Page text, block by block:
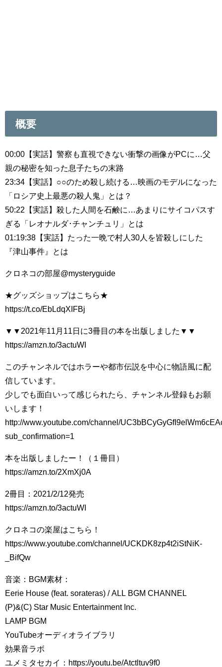
概要
00:00【実話】警察も直視できない衝撃の画像がPCに…父
親の秘密を知った息子たちの末路
23:34【実話】○○のため殺し続ける…映画のモデルになった
「ロシア史上最悪の殺人鬼」とは？
50:22【実話】殺した人間を石鹸に…あまりにサイコパスす
ぎる「レオナルダ･チャンチュリ」とは
01:19:38【実話】たった一晩で村人30人を皆殺しにした
『津山事件』とは
クロネコの部屋@mysteryguide
★グッズショップはこちら★
https://t.co/EbLdqXIFBj
▼▼2021年11月11日に3冊目の本を出版しました▼▼
https://amzn.to/3actuWI
このチャンネルではホラーや都市伝説を中心に物語風に配
信しています。
少しでも面白いって感じられたら、チャンネル登録もお願
いします！
http://www.youtube.com/channel/
sub_confirmation=1
本を出版しましたー！（１冊目）
https://amzn.to/2XmXj0A
2冊目：2021/2/12発売
https://amzn.to/3actuWI
クロネコの楽屋はこちら！
https://www.youtube.com/channel/UCKDK8zp4t2iStNiK-
_BifQw
音楽：BGM素材：
Eerie House (feat. sorateras) / ALL BGM CHANNEL
(P)&(C) Star Music Entertainment Inc.
LAMP BGM
YouTubeオーディオライブラリ
効果音ラボ
ユメミタセカイ：https://youtu.be/Atctltuv9f0